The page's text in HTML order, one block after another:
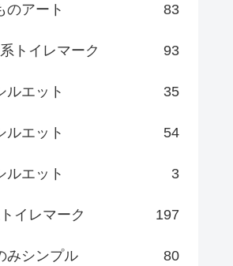
アート 83
トイレマーク 93
エット 35
エット 54
エット 3
イレマーク 197
シンプル 80